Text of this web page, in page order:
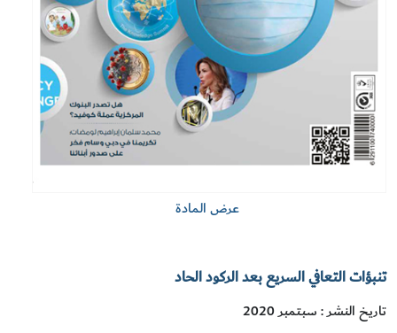
عرض المادة
تنبؤات التعافي السريع بعد الركود الحاد
تاريخ النشر : سبتمبر 2020